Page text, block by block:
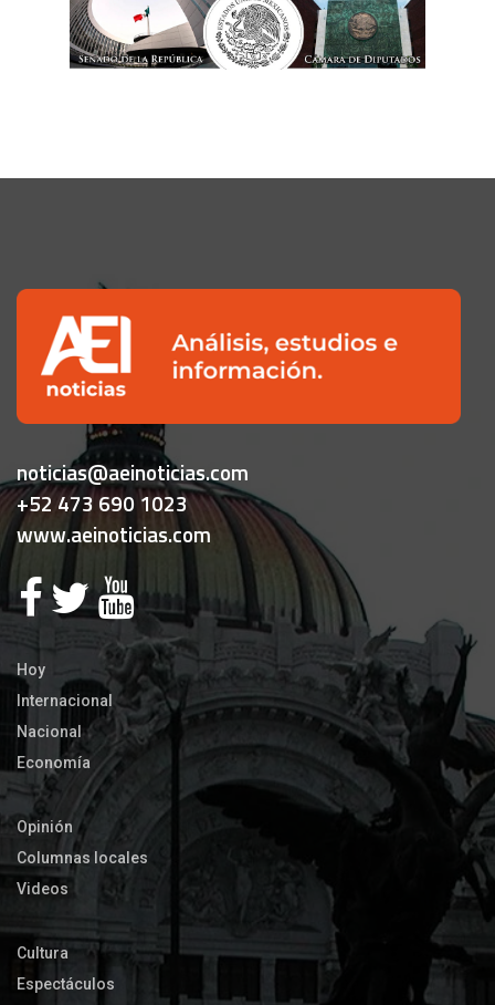
noticias@aeinoticias.com
+52 473 690 1023
www.aeinoticias.com
Hoy
Internacional
Nacional
Economía
Opinión
Columnas locales
Videos
Cultura
Espectáculos